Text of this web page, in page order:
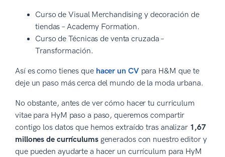
Curso de Visual Merchandising y decoración de
tiendas – Academy Formation.
Curso de Técnicas de venta cruzada –
Transformación.
Así es como tienes que hacer un CVpara H&M que te
deje un paso más cerca del mundo de la moda urbana.
No obstante, antes de ver cómo hacer tu curriculum
vitae para HyM paso a paso, queremos compartir
contigo los datos que hemos extraído tras analizar 1,67
millones de currículumsgenerados con nuestro editor y
que pueden ayudarte a hacer un currículum para HyM